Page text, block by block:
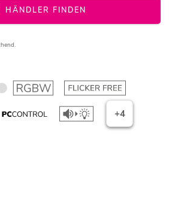
HÄNDLER FINDEN
+4